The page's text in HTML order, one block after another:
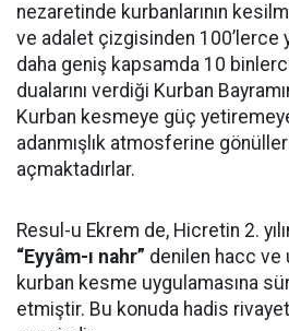
nezaretinde kurbanlarının
ve adalet çizgisinden 100’lerce
daha geniş kapsamda 10
dualarını verdiği Kurban
Kurban kesmeye güç
adanmışlık atmosferine
açmaktadırlar.
Resul-u Ekrem de, Hicretin 2.
“Eyyâm-ı nahr” denilen hacc ve
kurban kesme uygulamasına
etmiştir. Bu konuda hadis